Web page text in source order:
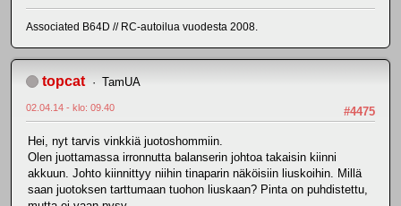
Associated B64D // RC-autoilua vuodesta 2008.
topcat TamUA
#4475
02.04.14 - klo: 09.40
Hei, nyt tarvis vinkkiä juotoshommiin.
Olen juottamassa irronnutta balanserin johtoa takaisin kiinni
akkuun. Johto kiinnittyy niihin tinaparin näköisiin liuskoihin. Millä
saan juotoksen tarttumaan tuohon liuskaan? Pinta on puhdistettu,